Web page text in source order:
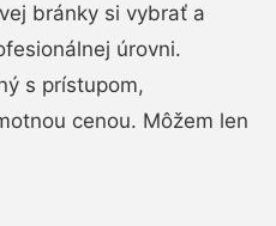
bránky si vybrať a
úrovni.
s prístupom,
cenou. Môžem len